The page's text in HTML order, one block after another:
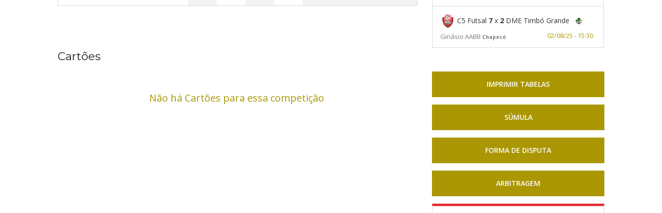
C5 Futsal 7 x 2 DME Timbó Grande
Ginásio AABB Chapecó 02/08/25 - 15:30
Cartões
Não há Cartões para essa competição
IMPRIMIR TABELAS
SÚMULA
FORMA DE DISPUTA
ARBITRAGEM